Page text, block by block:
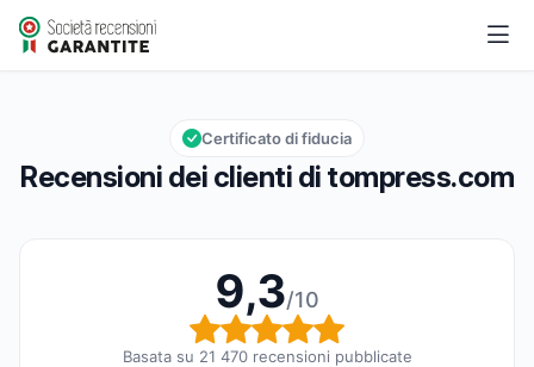
tompress.com
Valutazione globale: 9,3 su 10
9,3/10
Recensioni dei clienti di tompress.com
Certificato di fiducia
9,3/10
Valutazione globale:
Basata su 21 470 recensioni pubblicate